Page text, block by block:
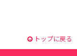
トップに戻る